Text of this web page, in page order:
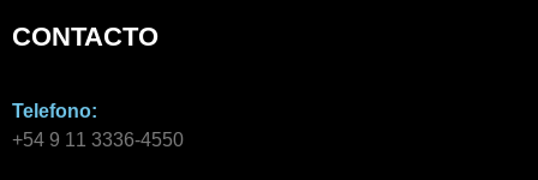
CONTACTO
Telefono:
+54 9 11 3336-4550​